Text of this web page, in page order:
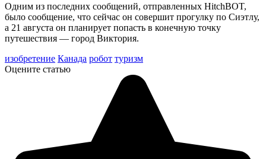
Одним из последних сообщений, отправленных HitchBOT,
было сообщение, что сейчас он совершит прогулку по Сиэтлу,
а 21 августа он планирует попасть в конечную точку
путешествия — город Виктория.
изобретение Канада робот туризм
Оцените статью